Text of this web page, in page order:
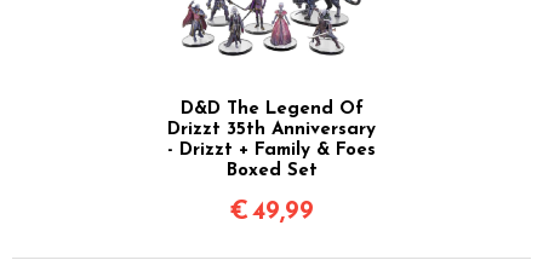
D&D The Legend Of
Drizzt 35th Anniversary
- Drizzt + Family & Foes
Boxed Set
€49,99